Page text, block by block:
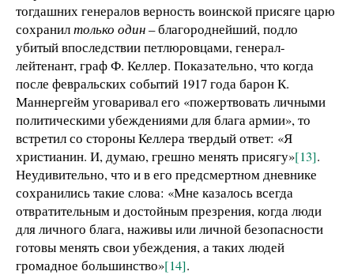
тогдашних генералов верность воинской присяге царю
сохранилтолько один– благороднейший, подло
убитый впоследствии петлюровцами, генерал-
лейтенант, граф Ф. Келлер. Показательно, что когда
после февральских событий 1917 года барон К.
Маннергейм уговаривал его «пожертвовать личными
политическими убеждениями для блага армии», то
встретил со стороны Келлера твердый ответ: «Я
христианин. И, думаю, грешно менять присягу»[13].
Неудивительно, что и в его предсмертном дневнике
сохранились такие слова: «Мне казалось всегда
отвратительным и достойным презрения, когда люди
для личного блага, наживы или личной безопасности
готовы менять свои убеждения, а таких людей
громадное большинство»[14].